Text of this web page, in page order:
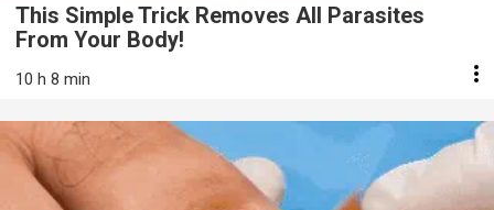
This Simple Trick Removes All Parasites
From Your Body!
10 h 8 min